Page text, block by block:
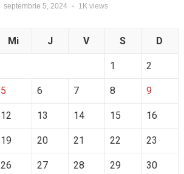
septembrie 5, 2024 1Kviews
Mi J V S D
1 2
5 6 7 8 9
12 13 14 15 16
19 20 21 22 23
26 27 28 29 30